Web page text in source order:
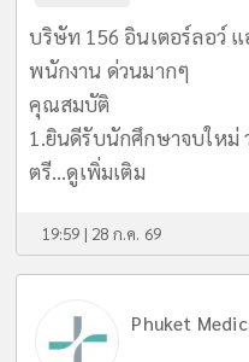
บริษัท 156 อินเตอร์ลอว์
พนักงาน ด่วนมากๆ
คุณสมบัติ
1.ยินดีรับนักศึกษาจบให
ตรี...ดูเพิ่มเติม
19:59 | 28 ก.ค. 69
Phuket